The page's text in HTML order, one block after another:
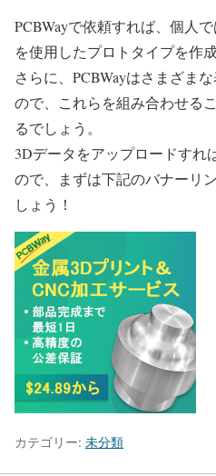
PCBWayで依頼すれば、個人
を使用したプロトタイプを作
さらに、PCBWayはさまざま
ので、これらを組み合わせる
るでしょう。
3Dデータをアップロードすれ
ので、まずは下記のバナーリ
しょう！
カテゴリー: 未分類